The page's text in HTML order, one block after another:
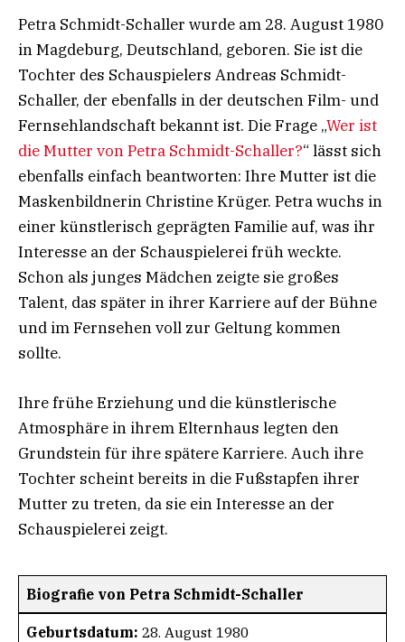
Petra Schmidt-Schaller wurde am 28. August 1980
in Magdeburg, Deutschland, geboren. Sie ist die
Tochter des Schauspielers Andreas Schmidt-
Schaller, der ebenfalls in der deutschen Film- und
Fernsehlandschaft bekannt ist. Die Frage „Wer ist
die Mutter von Petra Schmidt-Schaller?“ lässt sich
ebenfalls einfach beantworten: Ihre Mutter ist die
Maskenbildnerin Christine Krüger. Petra wuchs in
einer künstlerisch geprägten Familie auf, was ihr
Interesse an der Schauspielerei früh weckte.
Schon als junges Mädchen zeigte sie großes
Talent, das später in ihrer Karriere auf der Bühne
und im Fernsehen voll zur Geltung kommen
sollte.
Ihre frühe Erziehung und die künstlerische
Atmosphäre in ihrem Elternhaus legten den
Grundstein für ihre spätere Karriere. Auch ihre
Tochter scheint bereits in die Fußstapfen ihrer
Mutter zu treten, da sie ein Interesse an der
Schauspielerei zeigt.
Biografie von Petra Schmidt-Schaller
Geburtsdatum: 28. August 1980